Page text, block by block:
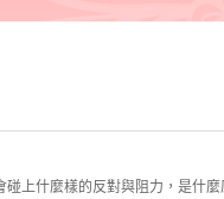
上什麼樣的反對與阻力，是什